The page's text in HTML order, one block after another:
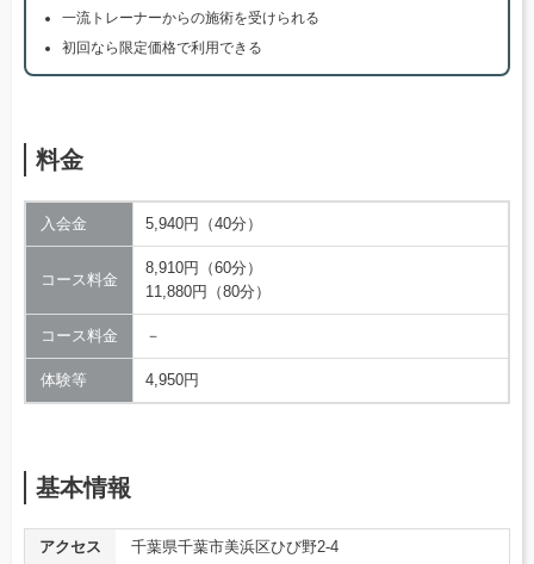
一流トレーナーからの施術を受けられる
初回なら限定価格で利用できる
料金
入会金 5,940円（40分）
コース料金
8,910円（60分）
11,880円（80分）
コース料金 －
体験等 4,950円
基本情報
アクセス
千葉県千葉市美浜区ひび野2-4